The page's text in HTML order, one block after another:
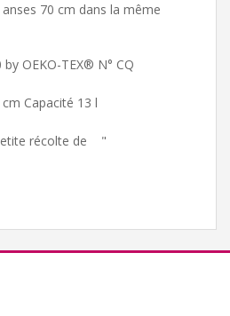
70 cm dans la même
OEKO-TEX® N° CQ
Capacité 13 l
récolte de "